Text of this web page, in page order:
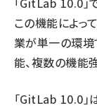
この機能によっ
業が単一の環境
能、複数の機能
「GitLab 10.0」